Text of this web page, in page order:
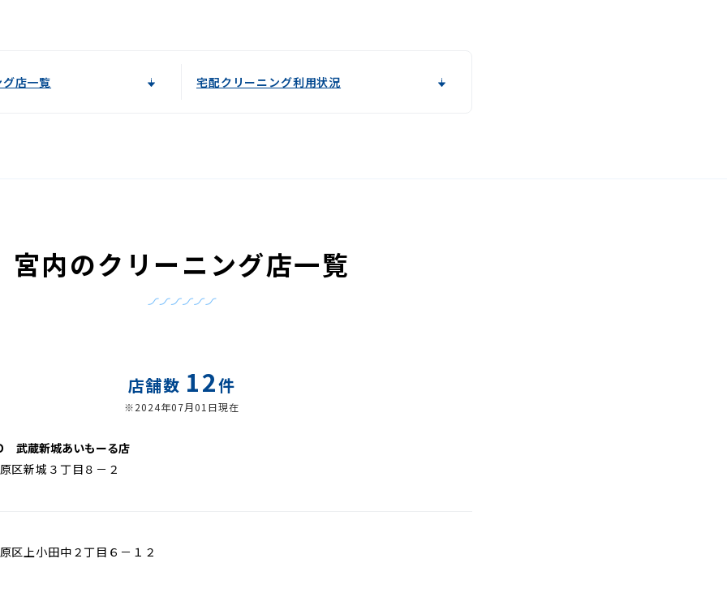
店一覧 宅配クリーニング利用状況
宮内のクリーニング店一覧
店舗数 12件
※2024年07月01日現在
武蔵新城あいもーる店
区新城３丁目８－２
区上小田中２丁目６－１２